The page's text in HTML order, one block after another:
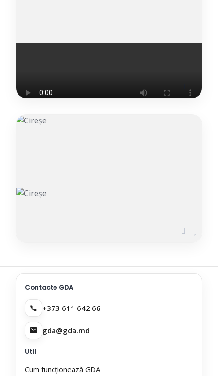
Cireșe
Contacte GDA
+373 611 642 66
gda@gda.md
Util
Cum funcționează GDA